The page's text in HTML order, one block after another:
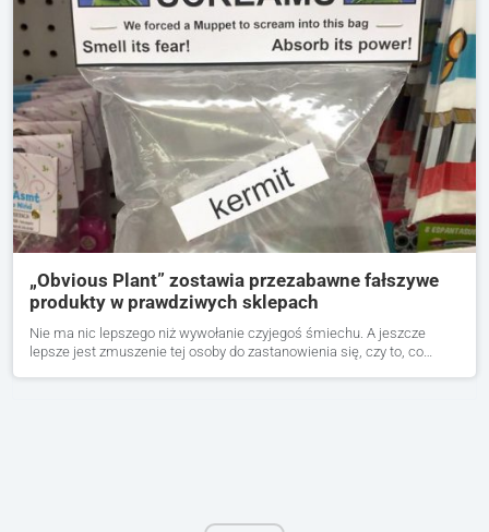
„Obvious Plant” zostawia przezabawne fałszywe
produkty w prawdziwych sklepach
Nie ma nic lepszego niż wywołanie czyjegoś śmiechu. A jeszcze
lepsze jest zmuszenie tej osoby do zastanowienia się, czy to, co…